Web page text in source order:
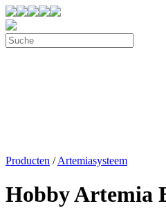
Producten /Artemiasysteem
Hobby Artemia